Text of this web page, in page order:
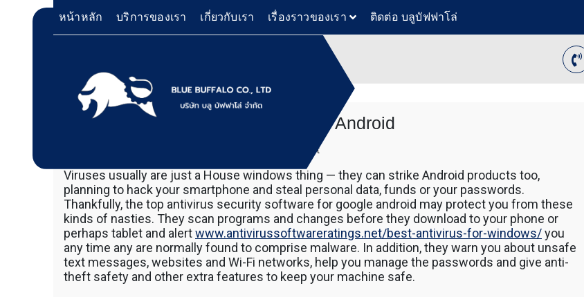
หน้าหลัก บริการของเรา เกี่ยวกับเรา เรื่องราวของเรา ติดต่อ บลูบัฟฟาโล่
Bluebuffalo บลูบัฟฟาโล่
ให้บริการเช่าเครื่องจักร
อย่างมืออาชีพ
เครื่องจักรที่นำมาบริการเป็นเครื่องจักรรุ่นใหม่ ทันสมัย
ทำงานรวดเร็ว ได้ผลงานที่คุ้มค่า ราคายุติธรรม ขุดดิน
ตักหิน ตักทราย ตักถ่านหิน ตักกะลาปาร์ม ตักไม้สับ ตัก
วู๊ดชิป ตักแร่ ตักสินค้าต่างๆ ขนย้ายเครื่องจักร โดยรถ
เทลเลอร์ รถพื้นเรียบชานต่ำ (Low bed) ขนส่งสินค้า โดย
รถพ่วงดั๊มพ์ จำหน่ายดิน หิน ทราย รับเหมาถมที่ รถตัก
CAT 950 รถตัก Komatsu WA 380 WA 320 WA 200 รถ
ตัก Hitachi ZW 220 ZW 180 แบ็คโฮ CAT 320 CAT 312
แบ็คโฮ Komatsu PC 200 LC บูมยาว PC 200 PC 120
แบ็คโฮ Kobelco SK 210 บูมยาว SK 200 SK 140ขุดดิน
Top rated Antivirus With regards to Android
no commenton
rated
Antivirus
With
regards
to
Android
Viruses usually are just a House windows thing — they can strike Android products too,
planning to hack your smartphone and steal personal data, funds or your passwords.
Thankfully, the top antivirus security software for google android may protect you from these
kinds of nasties. They scan programs and changes before they download to your phone or
perhaps tablet and alertwww.antivirussoftwareratings.net/best-antivirus-for-windows/you
any time any are normally found to comprise malware. In addition, they warn you about unsafe
text messages, websites and Wi-Fi networks, help you manage the passwords and give anti-
theft safety and other extra features to keep your machine safe.